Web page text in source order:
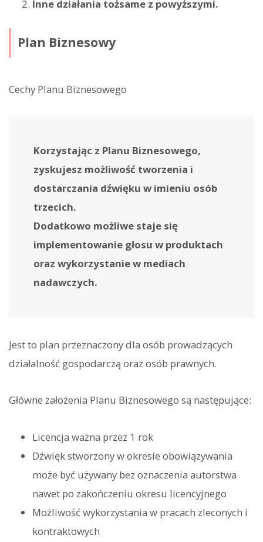
Inne działania tożsame z powyższymi.
Plan Biznesowy
Cechy Planu Biznesowego
Korzystając z Planu Biznesowego,
zyskujesz możliwość tworzenia i
dostarczania dźwięku w imieniu osób
trzecich.
Dodatkowo możliwe staje się
implementowanie głosu w produktach
oraz wykorzystanie w mediach
nadawczych.
Jest to plan przeznaczony dla osób prowadzących
działalność gospodarczą oraz osób prawnych.
Główne założenia Planu Biznesowego są następujące:
Licencja ważna przez 1 rok
Dźwięk stworzony w okresie obowiązywania
może być używany bez oznaczenia autorstwa
nawet po zakończeniu okresu licencyjnego
Możliwość wykorzystania w pracach zleconych i
kontraktowych